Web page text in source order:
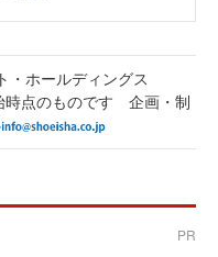
・ホールディングス
時点のものです 企画・制
PR